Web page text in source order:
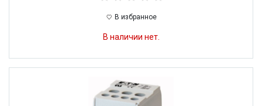
В избранное
В наличии нет.